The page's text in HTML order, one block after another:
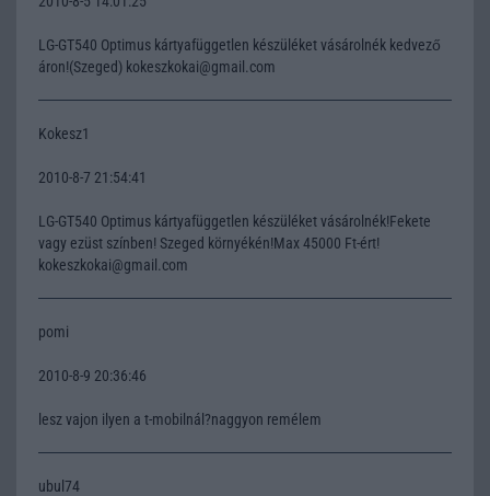
LG-GT540 Optimus kártyafüggetlen készüléket vásárolnék kedvező
áron!(Szeged) kokeszkokai@gmail.com
Kokesz1
2010-8-7 21:54:41
LG-GT540 Optimus kártyafüggetlen készüléket vásárolnék!Fekete
vagy ezüst színben! Szeged környékén!Max 45000 Ft-ért!
kokeszkokai@gmail.com
pomi
2010-8-9 20:36:46
lesz vajon ilyen a t-mobilnál?naggyon remélem
ubul74